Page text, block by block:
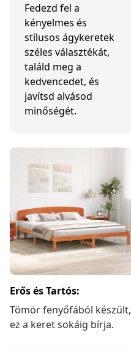
Fedezd fel a
kényelmes és
stílusos ágykeretek
széles választékát,
találd meg a
kedvencedet, és
javítsd alvásod
minőségét.
Erős és Tartós:
Tömör fenyőfából készült,
ez a keret sokáig bírja.